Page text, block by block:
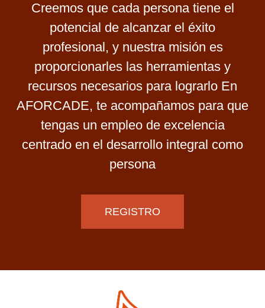
Creemos que cada persona tiene el
potencial de alcanzar el éxito
profesional, y nuestra misión es
proporcionarles las herramientas y
recursos necesarios para lograrlo En
AFORCADE, te acompañamos para que
tengas un empleo de excelencia
centrado en el desarrollo integral como
persona
REGISTRO